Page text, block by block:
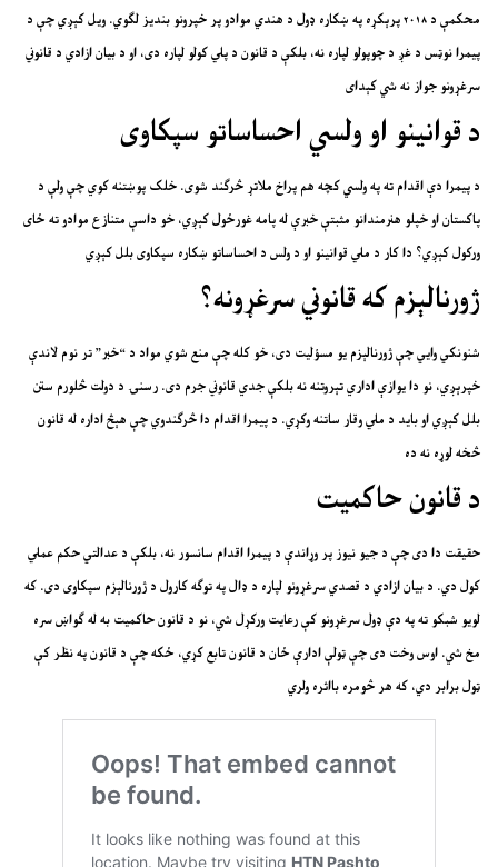
محکمې د ۲۰۱۸ پرېکړه په ښکاره ډول د هندي موادو پر خپرونو بندیز لګوي. ویل کېږي چې د
پیمرا نوټس د غږ د چوپولو لپاره نه، بلکې د قانون د پلي کولو لپاره دی، او د بیان ازادي د قانوني
سرغړونو جواز نه شي کېدای
د قوانینو او ولسي احساساتو سپکاوی
د پیمرا دې اقدام ته په ولسي کچه هم پراخ ملاتړ څرګند شوی. خلک پوښتنه کوي چې ولې د
پاکستان او خپلو هنرمندانو مثبتې خبرې له پامه غورځول کېږي، خو داسې متنازع موادو ته ځای
ورکول کېږي؟ دا کار د ملي قوانینو او د ولس د احساساتو ښکاره سپکاوی بلل کېږي
ژورنالېزم که قانوني سرغړونه؟
شنونکي وایي چې ژورنالېزم یو مسؤلیت دی، خو کله چې منع شوي مواد د “خبر” تر نوم لاندې
خپرېږي، نو دا یوازې اداري تېروتنه نه بلکې جدي قانوني جرم دی. رسنۍ د دولت څلورم ستن
بلل کېږي او باید د ملي وقار ساتنه وکړي. د پیمرا اقدام دا څرګندوي چې هېڅ اداره له قانون
څخه لوړه نه ده
د قانون حاکمیت
حقیقت دا دی چې د جیو نیوز پر وړاندې د پیمرا اقدام سانسور نه، بلکې د عدالتي حکم عملي
کول دي. د بیان ازادي د قصدي سرغړونو لپاره د ډال په توګه کارول د ژورنالېزم سپکاوی دی. که
لویو شبکو ته په دې ډول سرغړونو کې رعایت ورکړل شي، نو د قانون حاکمیت به له ګواښ سره
مخ شي. اوس وخت دی چې ټولې ادارې ځان د قانون تابع کړي، ځکه چې د قانون په نظر کې
ټول برابر دي، که هر څومره بااثره ولري